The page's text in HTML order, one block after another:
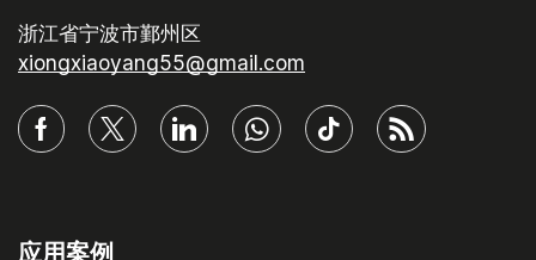
浙江省宁波市鄞州区
xiongxiaoyang55@gmail.com
应用案例